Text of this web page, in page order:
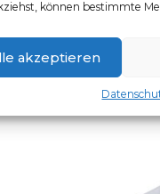
können bestimmte
akzeptieren